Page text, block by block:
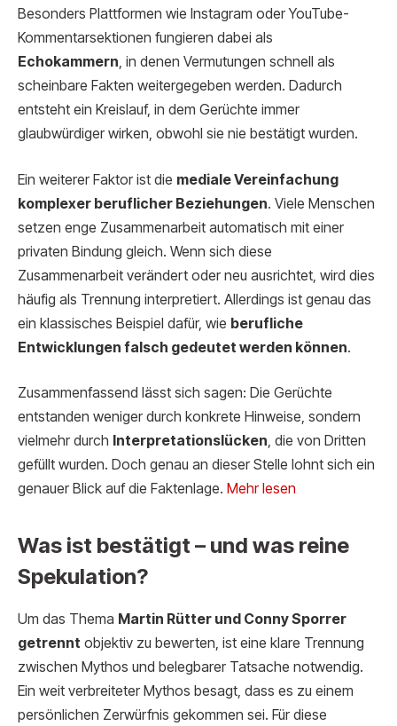
Besonders Plattformen wie Instagram oder YouTube-
Kommentarsektionen fungieren dabei als
Echokammern, in denen Vermutungen schnell als
scheinbare Fakten weitergegeben werden. Dadurch
entsteht ein Kreislauf, in dem Gerüchte immer
glaubwürdiger wirken, obwohl sie nie bestätigt wurden.
Ein weiterer Faktor ist die mediale Vereinfachung
komplexer beruflicher Beziehungen. Viele Menschen
setzen enge Zusammenarbeit automatisch mit einer
privaten Bindung gleich. Wenn sich diese
Zusammenarbeit verändert oder neu ausrichtet, wird dies
häufig als Trennung interpretiert. Allerdings ist genau das
ein klassisches Beispiel dafür, wie berufliche
Entwicklungen falsch gedeutet werden können.
Zusammenfassend lässt sich sagen: Die Gerüchte
entstanden weniger durch konkrete Hinweise, sondern
vielmehr durch Interpretationslücken, die von Dritten
gefüllt wurden. Doch genau an dieser Stelle lohnt sich ein
genauer Blick auf die Faktenlage. Mehr lesen
Was ist bestätigt – und was reine
Spekulation?
Um das Thema Martin Rütter und Conny Sporrer
getrennt objektiv zu bewerten, ist eine klare Trennung
zwischen Mythos und belegbarer Tatsache notwendig.
Ein weit verbreiteter Mythos besagt, dass es zu einem
persönlichen Zerwürfnis gekommen sei. Für diese